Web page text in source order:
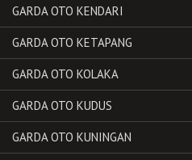
GARDA OTO KENDARI
GARDA OTO KETAPANG
GARDA OTO KOLAKA
GARDA OTO KUDUS
GARDA OTO KUNINGAN